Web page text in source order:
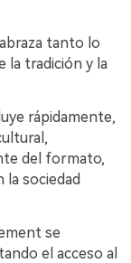
tanto lo
la tradición y la
rápidamente,
del formato,
la sociedad
se
el acceso al